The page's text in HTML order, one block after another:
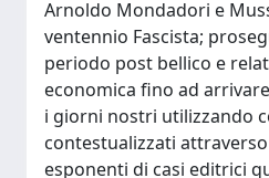
Arnoldo Mondadori e
ventennio Fascista;
periodo post bellico e
economica fino ad
i giorni nostri utilizzando
contestualizzati
esponenti di casi editrici